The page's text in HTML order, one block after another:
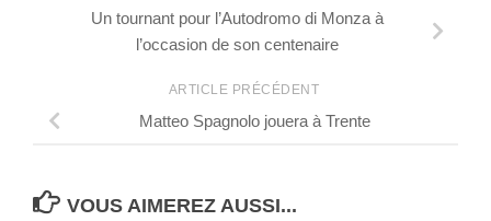
Un tournant pour l’Autodromo di Monza à
l’occasion de son centenaire
ARTICLE PRÉCÉDENT
Matteo Spagnolo jouera à Trente
VOUS AIMEREZ AUSSI...